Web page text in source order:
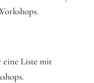
Liste mit